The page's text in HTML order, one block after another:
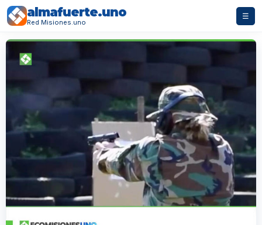
almafuerte.uno
Red Misiones.uno
☰